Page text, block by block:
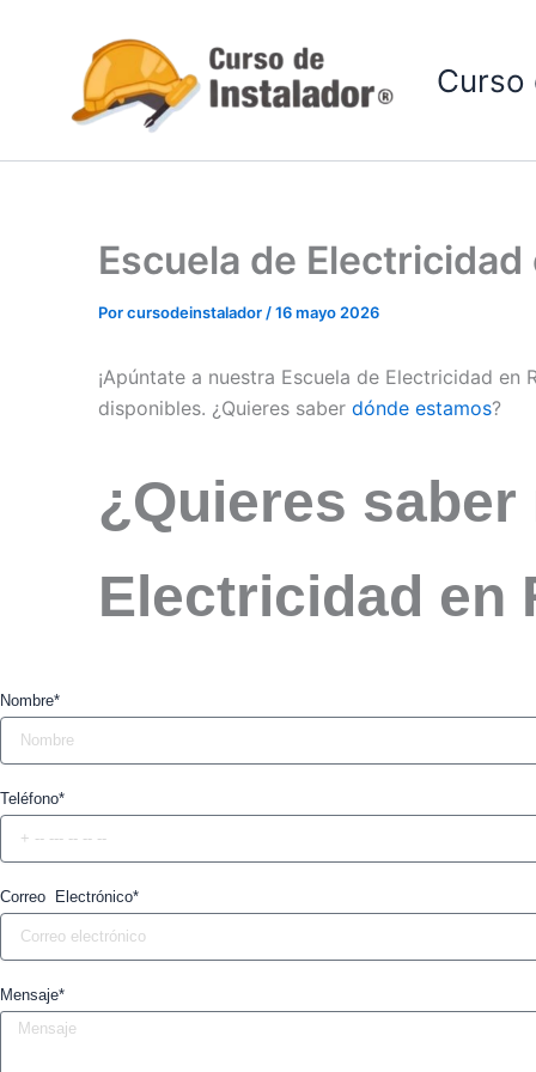
contenido
Curso
Escuela de
Porcursodeinstalador/16 mayo 2026
¡Apúntate a nuestra Escuela de Electricidad en
disponibles. ¿Quieres saber dónde estamos?
¿Quieres
Electricidad en
Nombre*
Teléfono*
Correo Electrónico*
Mensaje*